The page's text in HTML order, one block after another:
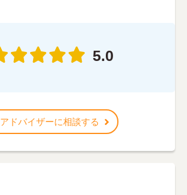
5.0
アドバイザーに相談する